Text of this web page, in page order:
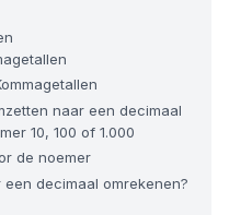
naar een decimaal
10, 100 of 1.000
de noemer
decimaal omrekenen?